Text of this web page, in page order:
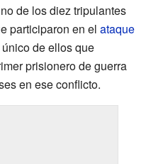
de los diez tripulantes
participaron en el ataque
de ellos que
prisionero de guerra
en ese conflicto.